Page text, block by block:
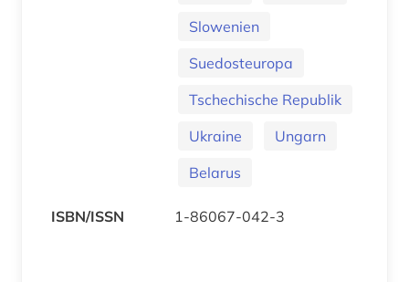
Slowenien
Suedosteuropa
Tschechische Republik
Ukraine
Ungarn
Belarus
ISBN/ISSN 1-86067-042-3